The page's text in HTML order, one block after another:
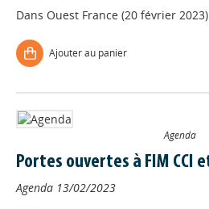
Dans Ouest France (20 février 2023)
Ajouter au panier
Agenda
Portes ouvertes à FIM CCI
Agenda 13/02/2023